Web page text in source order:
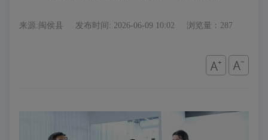
来源:闽侯县 发布时间: 2026-06-09 10:02 浏览量：287